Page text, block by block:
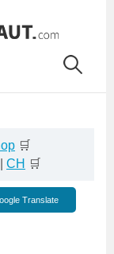
🛒
CH 🛒
Translate